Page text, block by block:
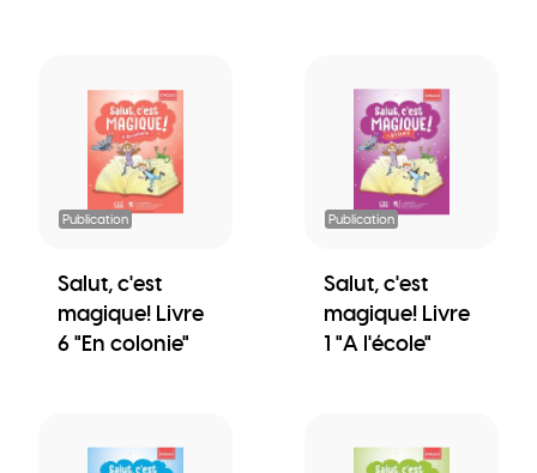
Publication
Salut, c'est
magique! Livre
6 "En colonie"
Publication
Salut, c'est
magique! Livre
1 "A l'école"